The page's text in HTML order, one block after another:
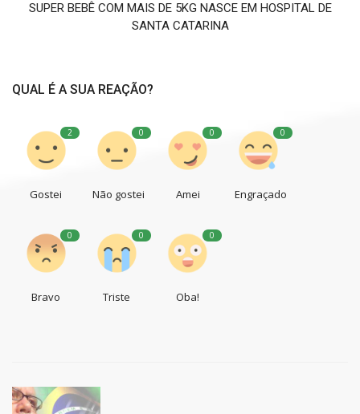
SUPER BEBÊ COM MAIS DE 5KG NASCE EM HOSPITAL DE
SANTA CATARINA
QUAL É A SUA REAÇÃO?
2
Gostei
0
Não gostei
0
Amei
0
Engraçado
0
Bravo
0
Triste
0
Oba!